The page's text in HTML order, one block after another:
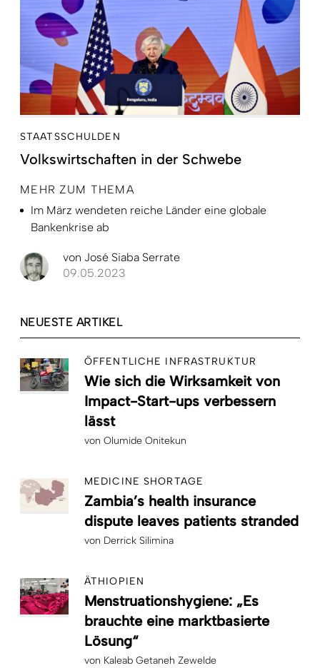
STAATSSCHULDEN
Volkswirtschaften in der Schwebe
MEHR ZUM THEMA
Im März wendeten reiche Länder eine globale
Bankenkrise ab
von José Siaba Serrate
09.05.2023
NEUESTE ARTIKEL
ÖFFENTLICHE INFRASTRUKTUR
Wie sich die Wirksamkeit von
Impact-Start-ups verbessern
lässt
von Olumide Onitekun
MEDICINE SHORTAGE
Zambia’s health insurance
dispute leaves patients stranded
von Derrick Silimina
ÄTHIOPIEN
Menstruationshygiene: „Es
brauchte eine marktbasierte
Lösung“
von Kaleab Getaneh Zewelde